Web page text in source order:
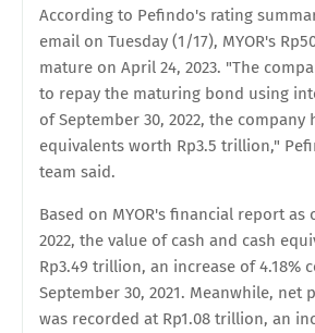
According to Pefindo's rating
email on Tuesday (1/17), MYOR's
mature on April 24, 2023. "The
to repay the maturing bond using
of September 30, 2022, the company
equivalents worth Rp3.5 trillion,"
team said.
Based on MYOR's financial report as
2022, the value of cash and cash
Rp3.49 trillion, an increase of 4.18%
September 30, 2021. Meanwhile, net
was recorded at Rp1.08 trillion, an